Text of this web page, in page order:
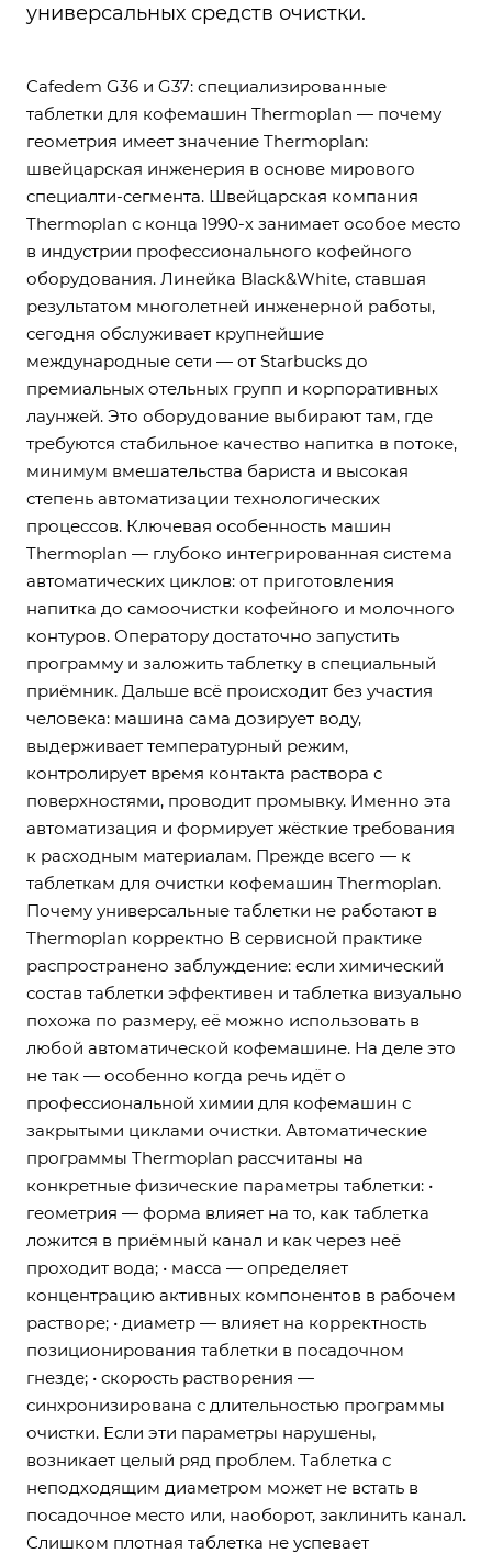
универсальных средств очистки.
Cafedem G36 и G37: специализированные
таблетки для кофемашин Thermoplan — почему
геометрия имеет значение Thermoplan:
швейцарская инженерия в основе мирового
специалти-сегмента. Швейцарская компания
Thermoplan с конца 1990-х занимает особое место
в индустрии профессионального кофейного
оборудования. Линейка Black&White, ставшая
результатом многолетней инженерной работы,
сегодня обслуживает крупнейшие
международные сети — от Starbucks до
премиальных отельных групп и корпоративных
лаунжей. Это оборудование выбирают там, где
требуются стабильное качество напитка в потоке,
минимум вмешательства бариста и высокая
степень автоматизации технологических
процессов. Ключевая особенность машин
Thermoplan — глубоко интегрированная система
автоматических циклов: от приготовления
напитка до самоочистки кофейного и молочного
контуров. Оператору достаточно запустить
программу и заложить таблетку в специальный
приёмник. Дальше всё происходит без участия
человека: машина сама дозирует воду,
выдерживает температурный режим,
контролирует время контакта раствора с
поверхностями, проводит промывку. Именно эта
автоматизация и формирует жёсткие требования
к расходным материалам. Прежде всего — к
таблеткам для очистки кофемашин Thermoplan.
Почему универсальные таблетки не работают в
Thermoplan корректно В сервисной практике
распространено заблуждение: если химический
состав таблетки эффективен и таблетка визуально
похожа по размеру, её можно использовать в
любой автоматической кофемашине. На деле это
не так — особенно когда речь идёт о
профессиональной химии для кофемашин с
закрытыми циклами очистки. Автоматические
программы Thermoplan рассчитаны на
конкретные физические параметры таблетки: •
геометрия — форма влияет на то, как таблетка
ложится в приёмный канал и как через неё
проходит вода; • масса — определяет
концентрацию активных компонентов в рабочем
растворе; • диаметр — влияет на корректность
позиционирования таблетки в посадочном
гнезде; • скорость растворения —
синхронизирована с длительностью программы
очистки. Если эти параметры нарушены,
возникает целый ряд проблем. Таблетка с
неподходящим диаметром может не встать в
посадочное место или, наоборот, заклинить канал.
Слишком плотная таблетка не успевает